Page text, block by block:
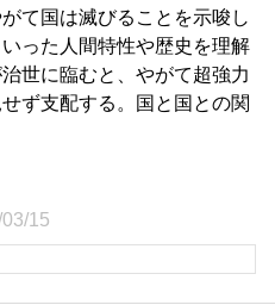
て国は滅びることを示唆し
った人間特性や歴史を理解
世に臨むと、やがて超強力
ず支配する。国と国との関
15